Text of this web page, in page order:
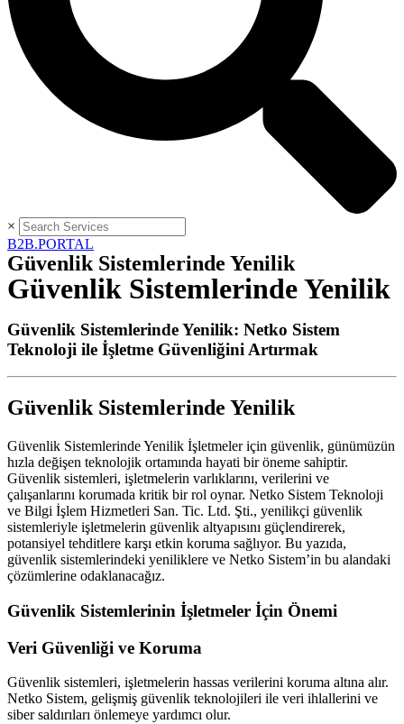
×
B2B.PORTAL
Güvenlik Sistemlerinde Yenilik
Güvenlik Sistemlerinde Yenilik
Güvenlik Sistemlerinde Yenilik: Netko Sistem
Teknoloji ile İşletme Güvenliğini Artırmak
Güvenlik Sistemlerinde Yenilik
Güvenlik Sistemlerinde Yenilik İşletmeler için güvenlik, günümüzün
hızla değişen teknolojik ortamında hayati bir öneme sahiptir.
Güvenlik sistemleri, işletmelerin varlıklarını, verilerini ve
çalışanlarını korumada kritik bir rol oynar. Netko Sistem Teknoloji
ve Bilgi İşlem Hizmetleri San. Tic. Ltd. Şti., yenilikçi güvenlik
sistemleriyle işletmelerin güvenlik altyapısını güçlendirerek,
potansiyel tehditlere karşı etkin koruma sağlıyor. Bu yazıda,
güvenlik sistemlerindeki yeniliklere ve Netko Sistem’in bu alandaki
çözümlerine odaklanacağız.
Güvenlik Sistemlerinin İşletmeler İçin Önemi
Veri Güvenliği ve Koruma
Güvenlik sistemleri, işletmelerin hassas verilerini koruma altına alır.
Netko Sistem, gelişmiş güvenlik teknolojileri ile veri ihlallerini ve
siber saldırıları önlemeye yardımcı olur.